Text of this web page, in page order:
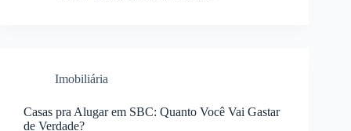
Imobiliária
Casas pra Alugar em SBC: Quanto Você Vai Gastar
de Verdade?